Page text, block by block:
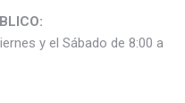
y el Sábado de 8:00 a